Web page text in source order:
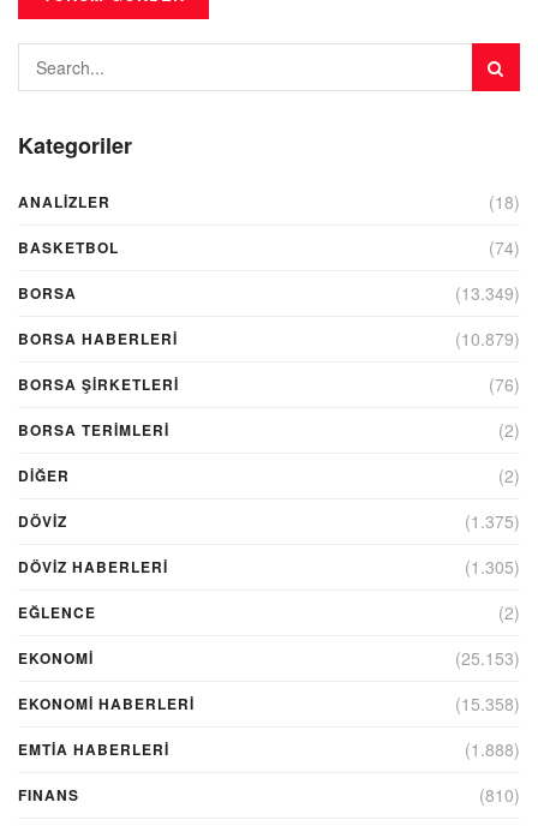
Kategoriler
ANALIZLER (18)
BASKETBOL (74)
BORSA (13.349)
BORSA HABERLERI (10.879)
BORSA ŞIRKETLERI (76)
BORSA TERIMLERI (2)
DIĞER (2)
DÖVİZ (1.375)
DÖVIZ HABERLERI (1.305)
EĞLENCE (2)
EKONOMİ (25.153)
EKONOMI HABERLERI (15.358)
EMTIA HABERLERI (1.888)
FINANS (810)